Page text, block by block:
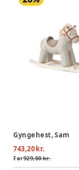
Gyngehest, Sam
743,20 kr.
Før929,00 kr.